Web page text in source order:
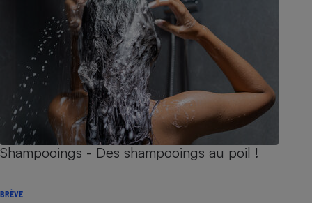
Shampooings - Des shampooings au poil !
BRÈVE